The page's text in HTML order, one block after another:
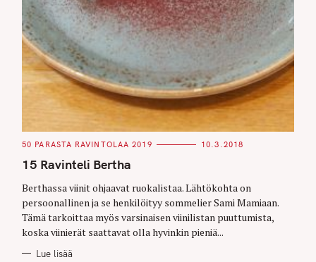
C
T
E
O
R
I
E
S
50 PARASTA RAVINTOLAA 2019 10.3.2018
15 Ravinteli Bertha
Berthassa viinit ohjaavat ruokalistaa. Lähtökohta on
persoonallinen ja se henkilöityy sommelier Sami Mamiaan.
Tämä tarkoittaa myös varsinaisen viinilistan puuttumista,
koska viinierät saattavat olla hyvinkin pieniä...
Lue lisää